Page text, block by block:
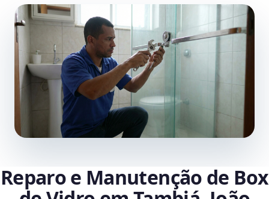
Reparo e Manutenção de Box